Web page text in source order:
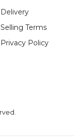
Delivery
Selling Terms
Privacy Policy